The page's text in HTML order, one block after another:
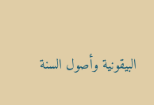
البيقونية وأصول السنة